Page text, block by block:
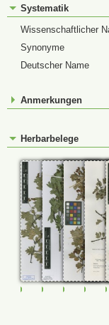
(Lindm.) Franco
Systematik
Wissenschaftlicher
Synonyme
Deutscher Name
Anmerkungen
Herbarbelege
FR-0033344FR-0091168
FR-